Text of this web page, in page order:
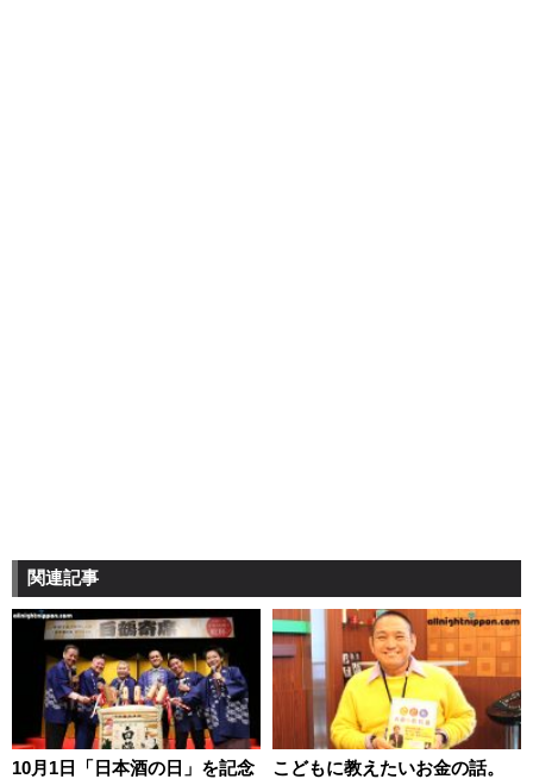
関連記事
10月1日「日本酒の日」を記念
こどもに教えたいお金の話。